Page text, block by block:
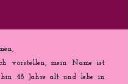
vorstellen, mein Name ist
48 Jahre alt und lebe in